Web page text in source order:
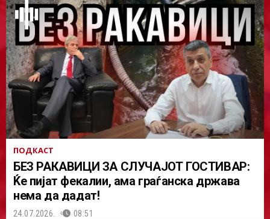
ПОДКАСТ
БЕЗ РАКАВИЦИ ЗА СЛУЧАЈОТ ГОСТИВАР:
Ќе пијат фекалии, ама граѓанска држава
нема да дадат!
24.07.2026. 08:51